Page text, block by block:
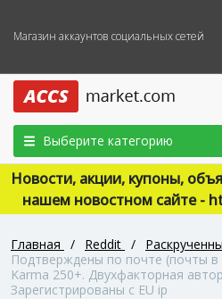
Магазин аккаунтов социальных сетей
Выберите категорию
Новости, акции, купоны,
нашем новостном сайте -
Главная / Reddit /
Подтверждены по почте (почты в
Karma 250+. Двухфакторная
Зарегистрированы с EU ip